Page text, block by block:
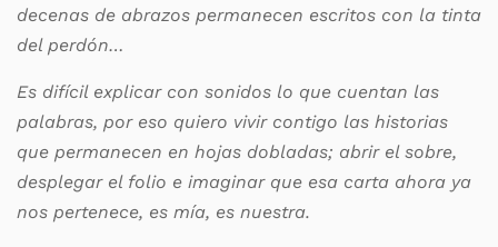
decenas de abrazos permanecen escritos con la tinta
del perdón…
Es difícil explicar con sonidos lo que cuentan las
palabras, por eso quiero vivir contigo las historias
que permanecen en hojas dobladas; abrir el sobre,
desplegar el folio e imaginar que esa carta ahora ya
nos pertenece, es mía, es nuestra.